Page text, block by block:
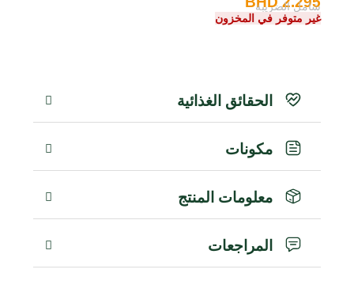
شامل الضريبة
غير متوفر في المخزون
الحقائق الغذائية
مكونات
معلومات المنتج
المراجعات